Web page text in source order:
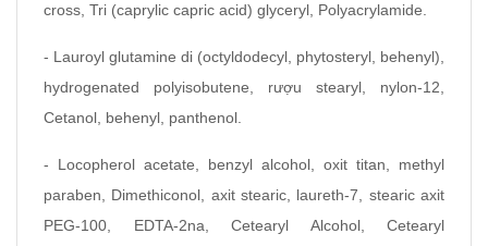
cross, Tri (caprylic capric acid) glyceryl, Polyacrylamide.
- Lauroyl glutamine di (octyldodecyl, phytosteryl, behenyl),
hydrogenated polyisobutene, rượu stearyl, nylon-12,
Cetanol, behenyl, panthenol.
- Locopherol acetate, benzyl alcohol, oxit titan, methyl
paraben, Dimethiconol, axit stearic, laureth-7, stearic axit
PEG-100, EDTA-2na, Cetearyl Alcohol, Cetearyl